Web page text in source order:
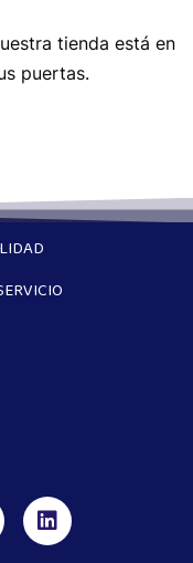
tienda está en
puertas.